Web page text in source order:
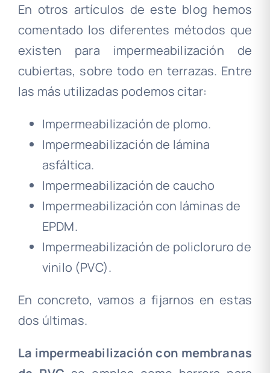
En otros artículos de este blog hemos
comentado los diferentes métodos que
existen para impermeabilización de
cubiertas, sobre todo en terrazas. Entre
las más utilizadas podemos citar:
Impermeabilización de plomo.
Impermeabilización de lámina
asfáltica.
Impermeabilización de caucho
Impermeabilización con láminas de
EPDM.
Impermeabilización de policloruro de
vinilo (PVC).
En concreto, vamos a fijarnos en estas
dos últimas.
La impermeabilización con membranas